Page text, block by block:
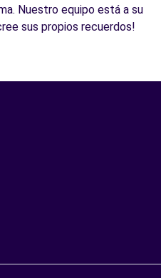
Nuestro equipo está a su
sus propios recuerdos!